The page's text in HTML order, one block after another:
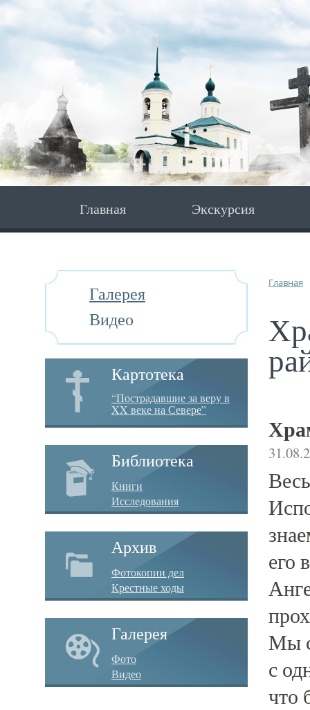
Главная Экскурсия
Галерея
Видео
Картотека
“Пострадавшие за веру в
XX веке на Севере”
Библиотека
Книги
Исследования
Архив
Фотокопии дел
Крестные ходы
Галерея
Фото
Видео
Главная
его
Мы
с
что